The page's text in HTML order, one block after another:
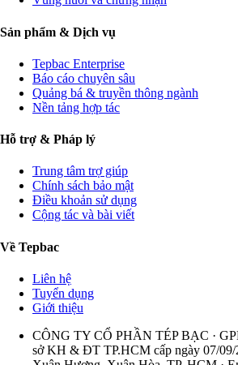
Sản phẩm & Dịch vụ
Tepbac Enterprise
Báo cáo chuyên sâu
Quảng bá & truyền thông ngành
Nền tảng hợp tác
Hỗ trợ & Pháp lý
Trung tâm trợ giúp
Chính sách bảo mật
Điều khoản sử dụng
Cộng tác và bài viết
Về Tepbac
Liên hệ
Tuyển dụng
Giới thiệu
CÔNG TY CỔ PHẦN TÉP BẠC ·
sở KH & ĐT TP.HCM cấp ngày 07/09/